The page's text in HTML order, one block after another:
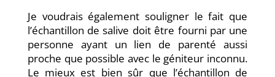
Je voudrais également souligner le fait que
l’échantillon de salive doit être fourni par une
personne ayant un lien de parenté aussi
proche que possible avec le géniteur inconnu.
Le mieux est bien sûr que l’échantillon de